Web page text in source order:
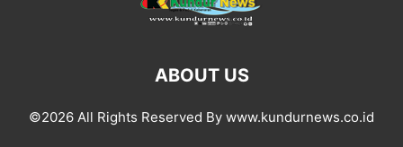
ABOUT US
©2026 All Rights Reserved By www.kundurnews.co.id